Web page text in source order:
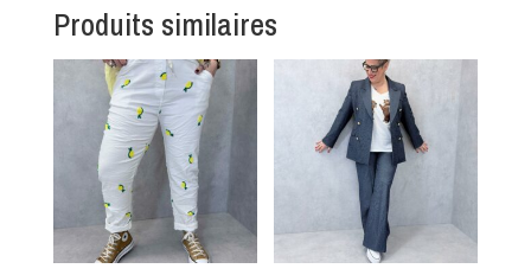
Produits similaires